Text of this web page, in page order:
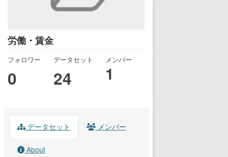
労働・賃金
フォロワー
0
データセット
24
メンバー
1
データセット メンバー
About